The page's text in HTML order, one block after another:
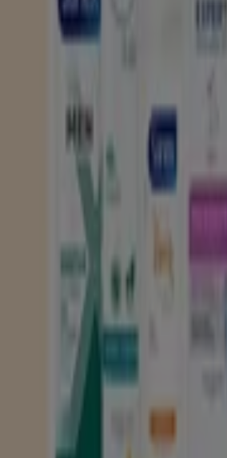
Etos Folder van deze week
Vervalt vandaag
Vervalt vandaag
Holland & Barrett
Holland Barrett folder
Amersfoort
Vervalt vandaag